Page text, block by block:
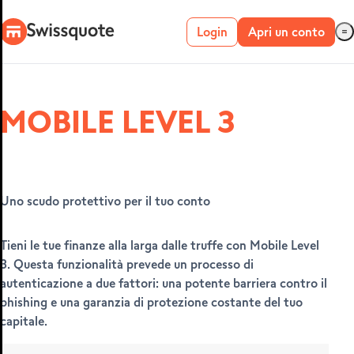
Login
Conto demo
METATRADER 4 E
Apri un conto
MOBILE LEVEL 3
Uno scudo protettivo per il tuo conto
Tieni le tue finanze alla larga dalle truffe con Mobile Level
3. Questa funzionalità prevede un processo di
autenticazione a due fattori: una potente barriera contro il
phishing e una garanzia di protezione costante del tuo
capitale.